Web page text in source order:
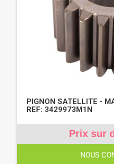
PIGNON SATELLITE -
REF: 3429973M1N
Prix sur
NOUS